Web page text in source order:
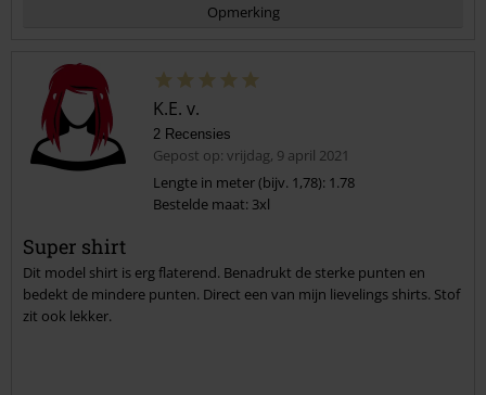
Opmerking
Commentaar versturen
K.E. v.
2 Recensies
Gepost op: vrijdag, 9 april 2021
Lengte in meter (bijv. 1,78): 1.78
Bestelde maat: 3xl
Super shirt
Dit model shirt is erg flaterend. Benadrukt de sterke punten en
bedekt de mindere punten. Direct een van mijn lievelings shirts. Stof
zit ook lekker.